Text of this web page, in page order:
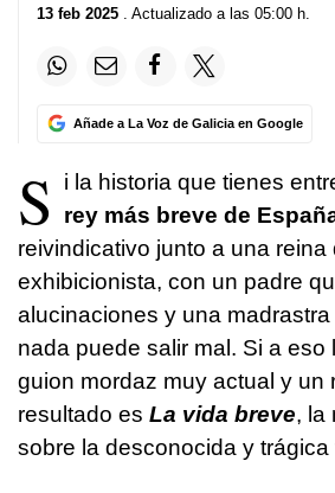
13 feb 2025 . Actualizado a las 05:00 h.
Añade a La Voz de Galicia en Google
S
i la historia que tienes
rey más breve de
reivindicativo junto a una
exhibicionista, con un padre
alucinaciones y una
nada puede salir mal. Si a eso
guion mordaz muy actual y un
resultado es La vida breve, la
sobre la desconocida y trágica